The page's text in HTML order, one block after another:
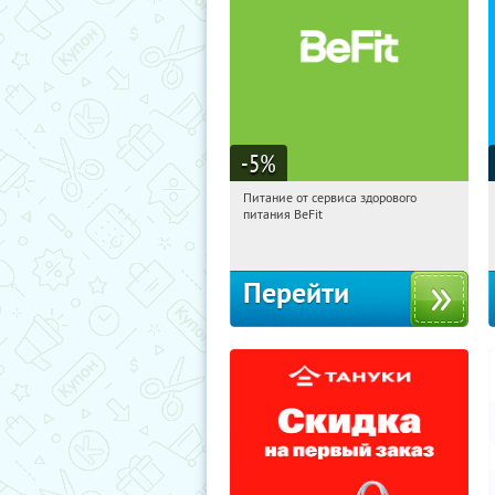
-5%
06:16:55
Получи первым!
Питание от сервиса здорового
питания BeFit
Перейти